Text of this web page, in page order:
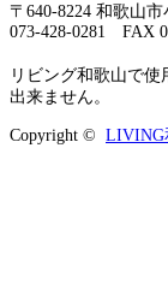
〒640-8224 和歌山
073-428-0281 FAX
リビング和歌山で
出来ません。
Copyright © LIVING